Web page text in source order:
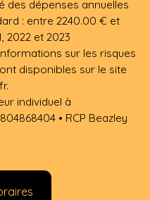
des dépenses annuelles
: entre 2240.00 € et
2022 et 2023
sur les risques
disponibles sur le site
individuel à
• RCP Beazley